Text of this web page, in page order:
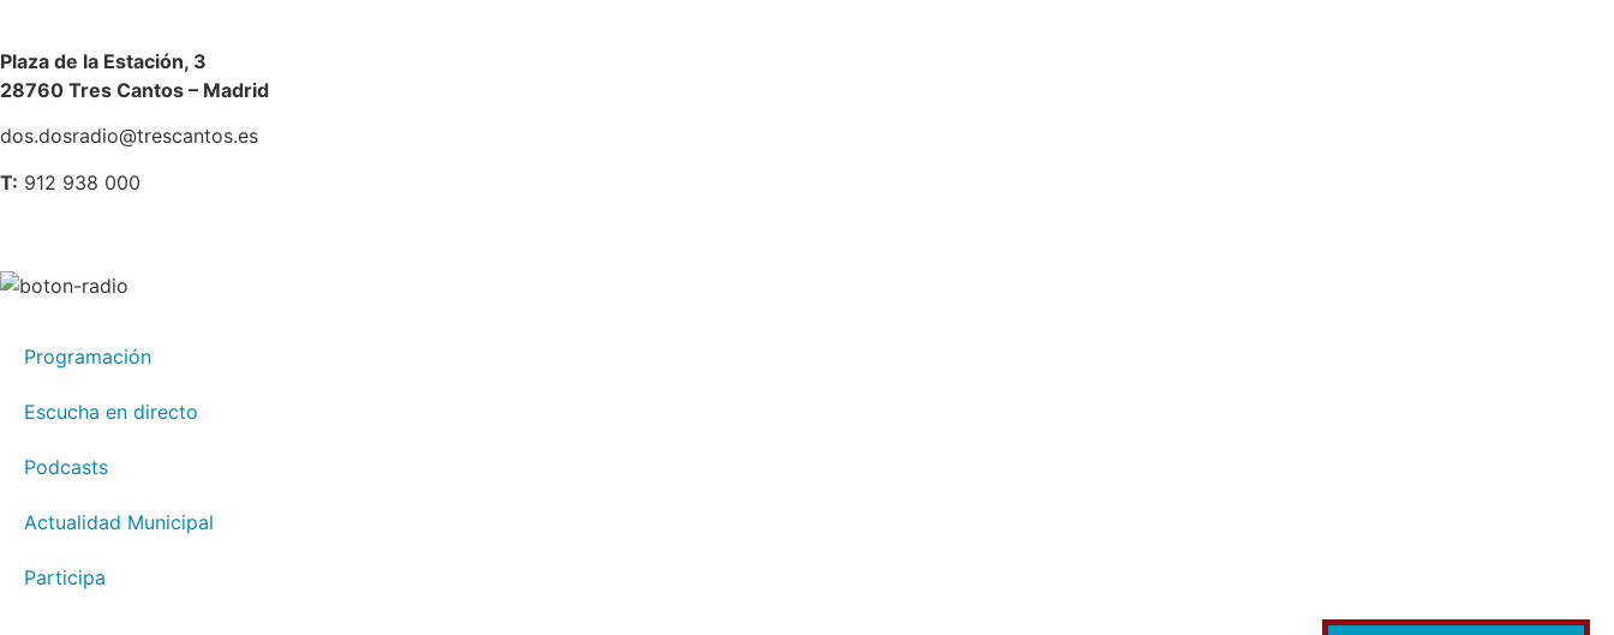
Plaza de la Estación, 3
28760 Tres Cantos – Madrid
dos.dosradio@trescantos.es
T: 912 938 000
Programación
Escucha en directo
Podcasts
Actualidad Municipal
Participa